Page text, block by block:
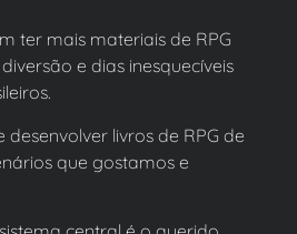
ter mais materiais de RPG
e dias inesquecíveis
livros de RPG de
que gostamos e